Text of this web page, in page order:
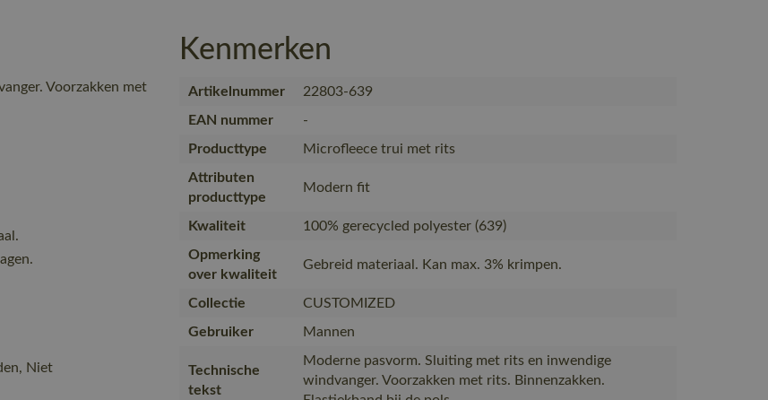
Voorzakken met
Niet
Kenmerken
Artikelnummer
22803-639
EAN nummer
-
Producttype
Microfleece trui met rits
Attributen
producttype
Modern fit
Kwaliteit
100% gerecycled polyester (639)
Opmerking
over kwaliteit
Gebreid materiaal. Kan max. 3% krimpen.
Collectie
CUSTOMIZED
Gebruiker
Mannen
Technische
tekst
Moderne pasvorm. Sluiting met rits en inwendige
windvanger. Voorzakken met rits. Binnenzakken.